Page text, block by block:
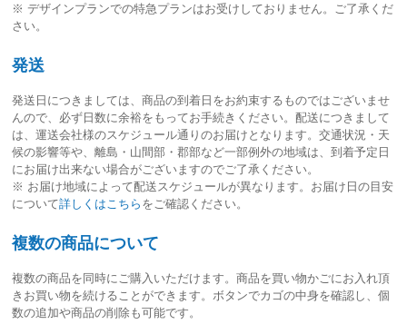
※ デザインプランでの特急プランはお受けしておりません。ご了承くだ
さい。
発送
発送日につきましては、商品の到着日をお約束するものではございませ
んので、必ず日数に余裕をもってお手続きください。配送につきまして
は、運送会社様のスケジュール通りのお届けとなります。交通状況・天
候の影響等や、離島・山間部・郡部など一部例外の地域は、到着予定日
にお届け出来ない場合がございますのでご了承ください。
※ お届け地域によって配送スケジュールが異なります。お届け日の目安
について詳しくはこちら をご確認ください。
複数の商品について
複数の商品を同時にご購入いただけます。商品を買い物かごにお入れ頂
きお買い物を続けることができます。ボタンでカゴの中身を確認し、個
数の追加や商品の削除も可能です。